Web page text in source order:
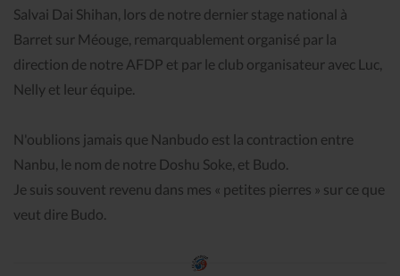
Salvai Dai Shihan, lors de notre dernier stage national à
Barret sur Méouge, remarquablement organisé par la
direction de notre AFDP et par le club organisateur avec Luc,
Nelly et leur équipe.
N'oublions jamais que Nanbudo est la contraction entre
Nanbu, le nom de notre Doshu Soke, et Budo.
Je suis souvent revenu dans mes « petites pierres » sur ce que
veut dire Budo.